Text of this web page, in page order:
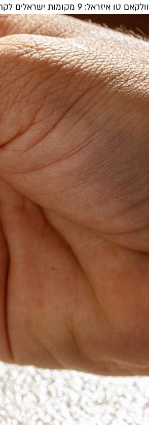
וולקאם טו איזראל: 9 מקומות ישראלים לקחת אליהם אורחים מחו"ל